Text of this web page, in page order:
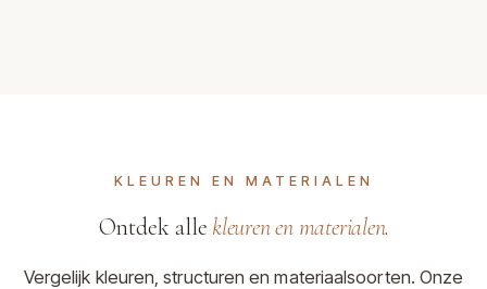
KLEUREN EN MATERIALEN
Ontdek alle kleuren en materialen.
Vergelijk kleuren, structuren en materiaalsoorten. Onze